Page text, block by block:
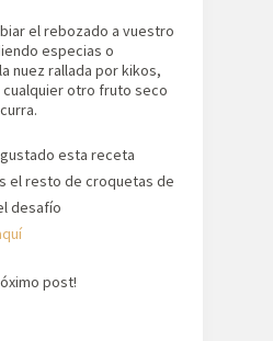
el rebozado a vuestro
especias o
nuez rallada por kikos,
otro fruto seco
esta receta
el resto de croquetas de
desafío
post!